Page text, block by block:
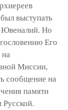
выступать
Ювеналий. Но
Его
Миссии,
сообщение на
памяти
Русской.